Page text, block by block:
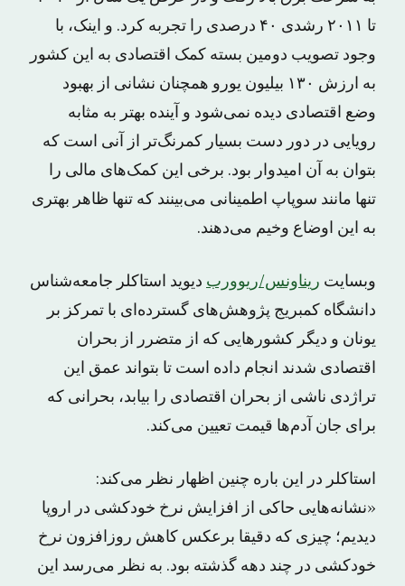
تا ۲۰۱۱ رشدی ۴۰ درصدی را تجربه کرد. و اینک، با
وجود تصویب دومین بسته کمک اقتصادی به این کشور
به ارزش ۱۳۰ بیلیون یورو همچنان نشانی از بهبود
وضع اقتصادی دیده نمی‌شود و آینده بهتر به مثابه
رویایی در دور دست بسیار کمرنگ‌تر از آنی است که
بتوان به آن امیدوار بود. برخی این کمک‌های مالی را
تنها مانند سوپاپ اطمینانی می‌بینند که تنها ظاهر بهتری
به این اوضاع وخیم می‌دهند.
وبسایت ریناونس/ریوورب دیوید استاکلر جامعه‌شناس
دانشگاه کمبریج پژوهش‌های گسترده‌ای با تمرکز بر
یونان و دیگر کشورهایی که از متضرر از بحران
اقتصادی شدند انجام داده است تا بتواند عمق این
تراژدی ناشی از بحران اقتصادی را بیابد، بحرانی که
برای جان آدم‌ها قیمت تعیین می‌کند.
استاکلر در این باره چنین اظهار نظر می‌کند:
«نشانه‌هایی حاکی از افزایش نرخ خودکشی در اروپا
دیدیم؛ چیزی که دقیقا برعکس کاهش روزافزون نرخ
خودکشی در چند دهه گذشته بود. به نظر می‌رسد این